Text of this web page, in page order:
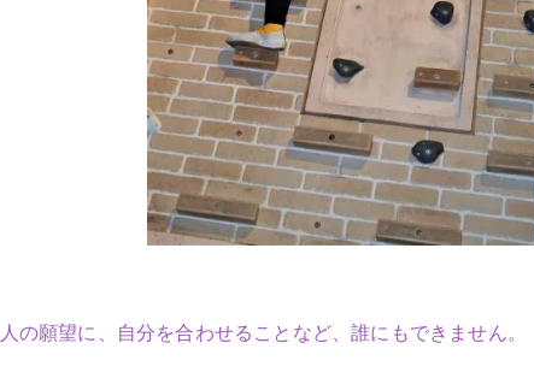
の願望に、自分を合わせることなど、誰にもできません。